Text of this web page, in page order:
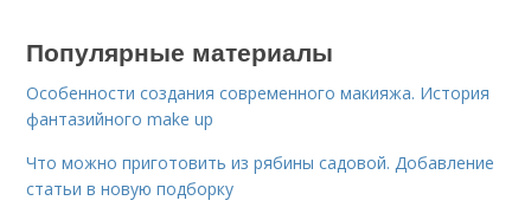
Популярные материалы
Особенности создания современного макияжа. История
фантазийного make up
Что можно приготовить из рябины садовой. Добавление
статьи в новую подборку